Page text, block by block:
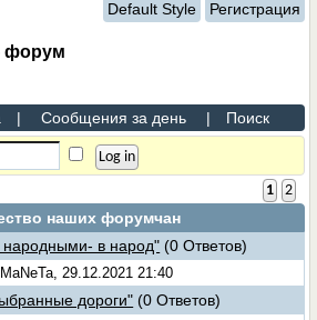
Default Style Регистрация
форум
| Сообщения за день | Поиск
1 2
наших форумчан
в народ" (0 Ответов)
29.12.2021 21:40
дороги" (0 Ответов)